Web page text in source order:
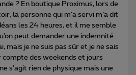
? En boutique Proximus, lors de
la personne qui m’a servi m’a dit
les 24 heures, et il me semble
peut demander une indemnité
mais je ne suis pas sûr et je ne sais
compte des weekends et jours
s’agit rien de physique mais une